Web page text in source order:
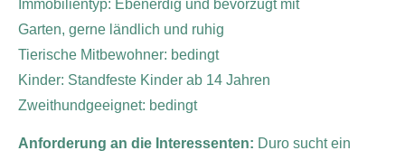
Immobilientyp: Ebenerdig und bevorzugt mit
Garten, gerne ländlich und ruhig
Tierische Mitbewohner: bedingt
Kinder: Standfeste Kinder ab 14 Jahren
Zweithundgeeignet: bedingt
Anforderung an die Interessenten: Duro sucht ein